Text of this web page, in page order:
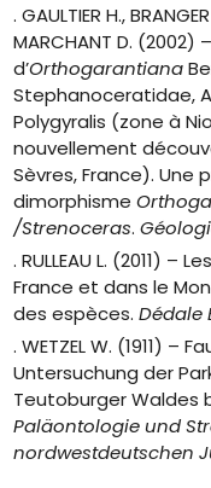
. GAULTIER H.,
MARCHANT D. (2002)
d’Orthogarantiana
Stephanoceratidae,
Polygyralis (zone à
nouvellement
Sèvres, France). Une
dimorphisme
/Strenoceras.
. RULLEAU L. (2011) –
France et dans le
des espèces.Dédale
. WETZEL W. (1911) –
Untersuchung der
Teutoburger Waldes
Paläontologie und
nordwestdeutschen